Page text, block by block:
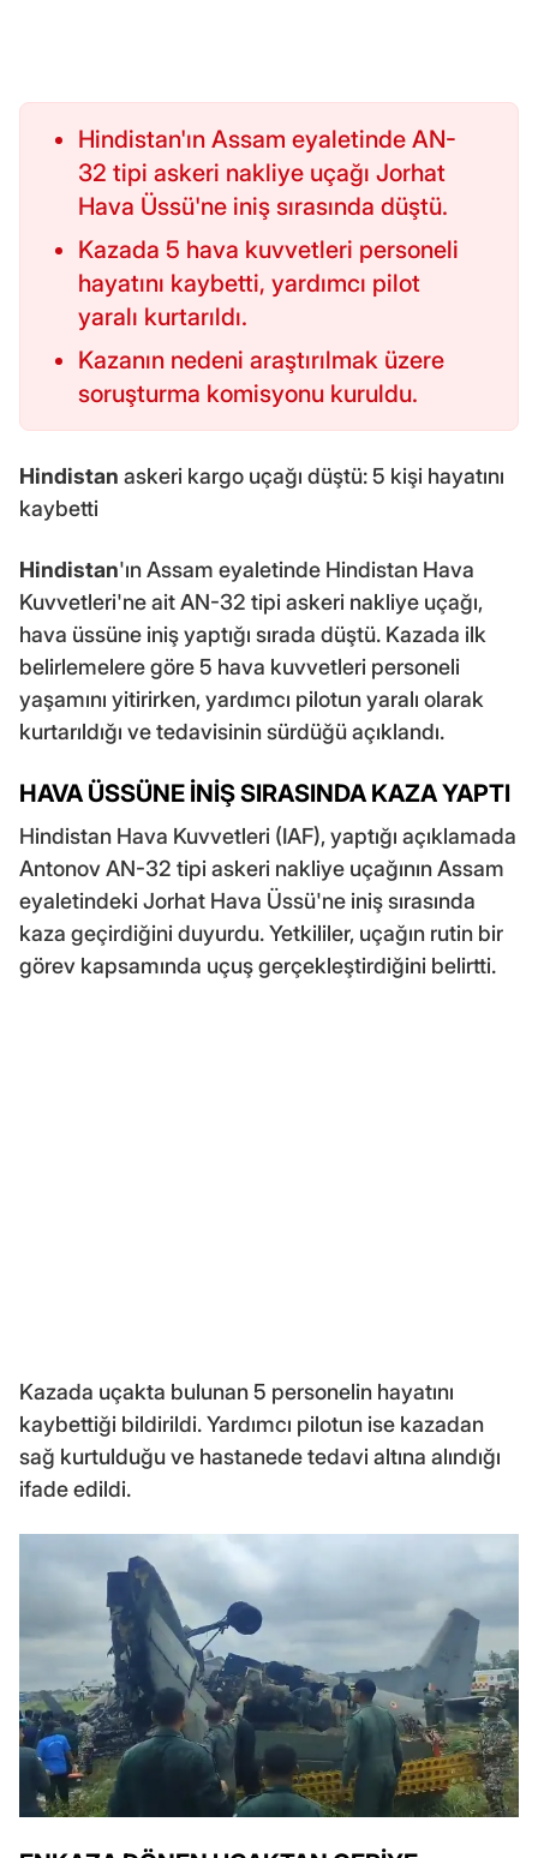
Hindistan'ın Assam eyaletinde AN-
32 tipi askeri nakliye uçağı Jorhat
Hava Üssü'ne iniş sırasında düştü.
Kazada 5 hava kuvvetleri personeli
hayatını kaybetti, yardımcı pilot
yaralı kurtarıldı.
Kazanın nedeni araştırılmak üzere
soruşturma komisyonu kuruldu.
Hindistan askeri kargo uçağı düştü: 5 kişi hayatını
kaybetti
Hindistan'ın Assam eyaletinde Hindistan Hava
Kuvvetleri'ne ait AN-32 tipi askeri nakliye uçağı,
hava üssüne iniş yaptığı sırada düştü. Kazada ilk
belirlemelere göre 5 hava kuvvetleri personeli
yaşamını yitirirken, yardımcı pilotun yaralı olarak
kurtarıldığı ve tedavisinin sürdüğü açıklandı.
HAVA ÜSSÜNE İNİŞ SIRASINDA KAZA YAPTI
Hindistan Hava Kuvvetleri (IAF), yaptığı açıklamada
Antonov AN-32 tipi askeri nakliye uçağının Assam
eyaletindeki Jorhat Hava Üssü'ne iniş sırasında
kaza geçirdiğini duyurdu. Yetkililer, uçağın rutin bir
görev kapsamında uçuş gerçekleştirdiğini belirtti.
Kazada uçakta bulunan 5 personelin hayatını
kaybettiği bildirildi. Yardımcı pilotun ise kazadan
sağ kurtulduğu ve hastanede tedavi altına alındığı
ifade edildi.